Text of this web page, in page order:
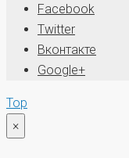
Facebook
Twitter
Вконтакте
Google+
Top
×